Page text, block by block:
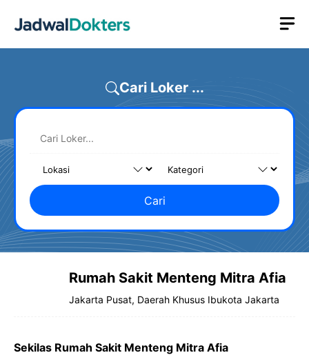
Cari Loker ...
Cari
Rumah Sakit Menteng Mitra Afia
Jakarta Pusat, Daerah Khusus Ibukota Jakarta
Sekilas Rumah Sakit Menteng Mitra Afia